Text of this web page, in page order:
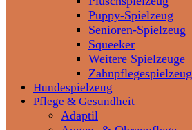
Puppy-Spielzeug
Senioren-Spielzeug
Squeeker
Weitere Spielzeuge
Zahnpflegespielzeug
Hundespielzeug
Pflege & Gesundheit
Adaptil